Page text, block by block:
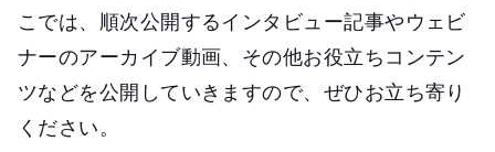
こでは、順次公開するインタビュー記事やウェビ
ナーのアーカイブ動画、その他お役立ちコンテン
ツなどを公開していきますので、ぜひお立ち寄り
ください。